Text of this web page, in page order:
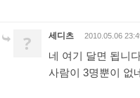
? 세디츠 2010.05.06
네 여기 달면 됩니
사람이 3명뿐이 없